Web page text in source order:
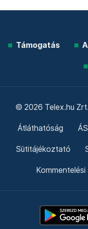
Támogatás
© 2026 Telex.hu Zrt.
Átláthatóság
Sütitájékoztató